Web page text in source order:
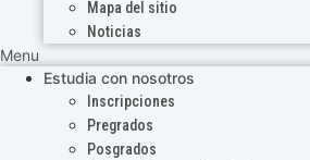
Mapa del sitio
Noticias
Menu
Estudia con nosotros
Inscripciones
Pregrados
Posgrados